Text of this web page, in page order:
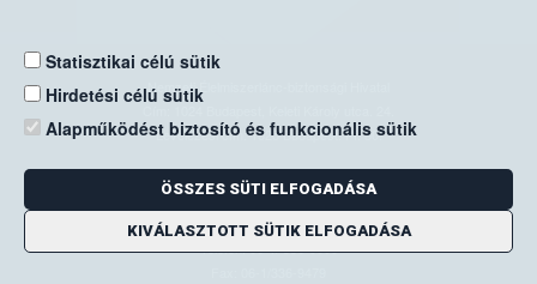
Statisztikai célú sütik
Hirdetési célú sütik
Alapműködést biztosító és funkcionális sütik
ÖSSZES SÜTI ELFOGADÁSA
KIVÁLASZTOTT SÜTIK ELFOGADÁSA
Nemzeti Élelmiszerlánc-biztonsági Hivatal
Levelezési cím: 1525 Budapest. Pf. 30.
E-mail:ugyfelszolgalat@nebih.gov.hu
Zöld szám: 06-80/263-244
Telefon: 06-1/ 336-9000